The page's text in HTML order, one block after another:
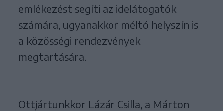
emlékezést segíti az idelátogatók
számára, ugyanakkor méltó helyszín is
a közösségi rendezvények
megtartására.
Ottjártunkkor Lázár Csilla, a Márton